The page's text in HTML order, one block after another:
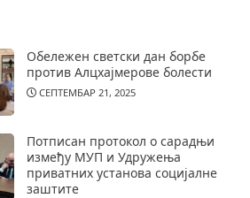
Обележен светски дан борбе
против Алцхајмерове болести
СЕПТЕМБАР 21, 2025
Потписан протокол о сарадњи
између МУП и Удружења
приватних установа социјалне
заштите